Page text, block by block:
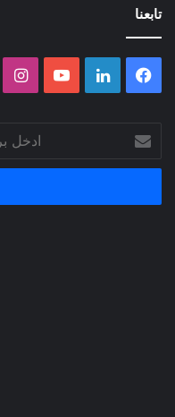
تابعنا
فيسبوك لينكدإن
بريدك
الإلكتروني